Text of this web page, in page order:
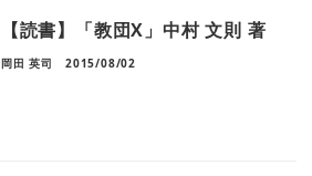
【読書】「教団X」中村 文則 著
岡田 英司 2015/08/02